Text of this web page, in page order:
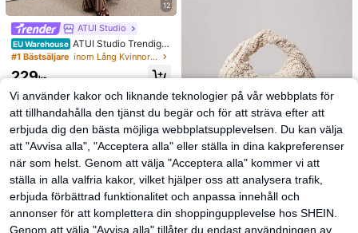
12
ATUI Studio
EU Warehouse ATUI Studio Trendig r
andig stickad klänning för kvinnor,
#1 Bästsäljare inom Lång Kvinnors tröjklänningar
229kr
#Blomsterfestglädje
EU Warehouse Blommig ihålig vävd v
irkad väska, boho strandväska för k
vinnor, premium plisserad handväsk
a, avslappnad semesterplånbok, se
mesternödvändigheter, resortwear
#1 Bästsäljare
130kr
Vi använder kakor och liknande teknologier på vår webbplats för
att tillhandahålla den tjänst du begär och för att sträva efter att
erbjuda dig den bästa möjliga webbplatsupplevelsen. Du kan välja
att "Avvisa alla", "Acceptera alla" eller ställa in dina kakpreferenser
när som helst. Genom att välja "Acceptera alla" kommer vi att
ställa in alla valfria kakor, vilket hjälper oss att analysera trafik,
erbjuda förbättrad funktionalitet och anpassa innehåll och
annonser för att komplettera din shoppingupplevelse hos SHEIN.
Genom att välja "Avvisa alla" tillåter du endast användningen av